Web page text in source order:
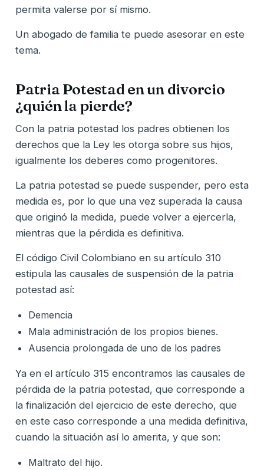
permita valerse por sí mismo.
Un abogado de familia te puede asesorar en este
tema.
Patria Potestad en un divorcio
¿quién la pierde?
Con la patria potestad los padres obtienen los
derechos que la Ley les otorga sobre sus hijos,
igualmente los deberes como progenitores.
La patria potestad se puede suspender, pero esta
medida es, por lo que una vez superada la causa
que originó la medida, puede volver a ejercerla,
mientras que la pérdida es definitiva.
El código Civil Colombiano en su artículo 310
estipula las causales de suspensión de la patria
potestad así:
Demencia
Mala administración de los propios bienes.
Ausencia prolongada de uno de los padres
Ya en el artículo 315 encontramos las causales de
pérdida de la patria potestad, que corresponde a
la finalización del ejercicio de este derecho, que
en este caso corresponde a una medida definitiva,
cuando la situación así lo amerita, y que son:
Maltrato del hijo.